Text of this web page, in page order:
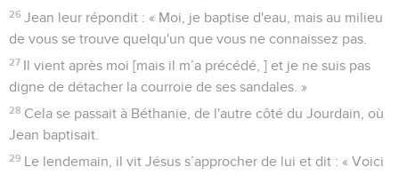
26 Jean leur répondit : « Moi, je baptise d'eau, mais au milieu
de vous se trouve quelqu'un que vous ne connaissez pas.
27
Il vient après moi [mais il m’a précédé, ] et je ne suis pas
digne de détacher la courroie de ses sandales. »
28 Cela se passait à Béthanie, de l'autre côté du Jourdain, où
Jean baptisait.
29
Le lendemain, il vit Jésus s’approcher de lui et dit : « Voici